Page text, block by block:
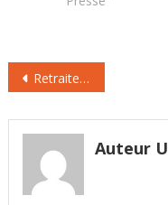
réforme du Code
Travail intervenue
version
compréhensible…
Navigation
de
l’article
Retraites : ce qui va changer pour les fonctionnaires
Auteur